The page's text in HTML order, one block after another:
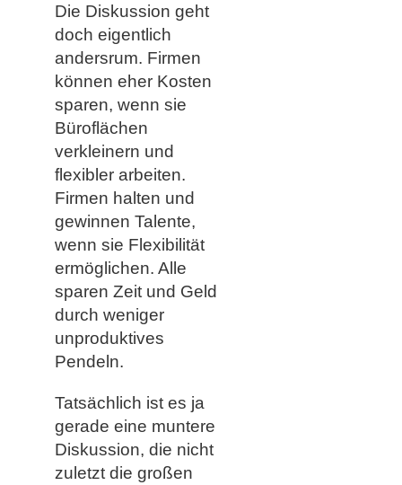
Die Diskussion geht
doch eigentlich
andersrum. Firmen
können eher Kosten
sparen, wenn sie
Büroflächen
verkleinern und
flexibler arbeiten.
Firmen halten und
gewinnen Talente,
wenn sie Flexibilität
ermöglichen. Alle
sparen Zeit und Geld
durch weniger
unproduktives
Pendeln.
Tatsächlich ist es ja
gerade eine muntere
Diskussion, die nicht
zuletzt die großen